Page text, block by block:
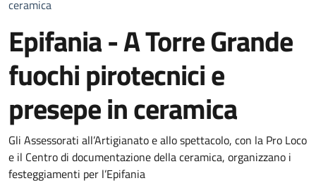
ceramica
Epifania - A Torre Grande
fuochi pirotecnici e
presepe in ceramica
Dettaglio dell'evento
Gli Assessorati all’Artigianato e allo spettacolo, con la Pro Loco
e il Centro di documentazione della ceramica, organizzano i
festeggiamenti per l’Epifania